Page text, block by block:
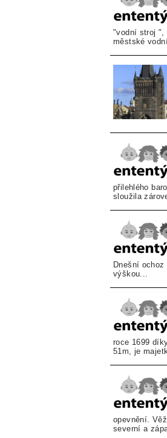
"vodní stroj ",
městské
přilehlého
sloužila
Dnešní
výškou...
roce 1699
51m, je
opevnění.
severní a